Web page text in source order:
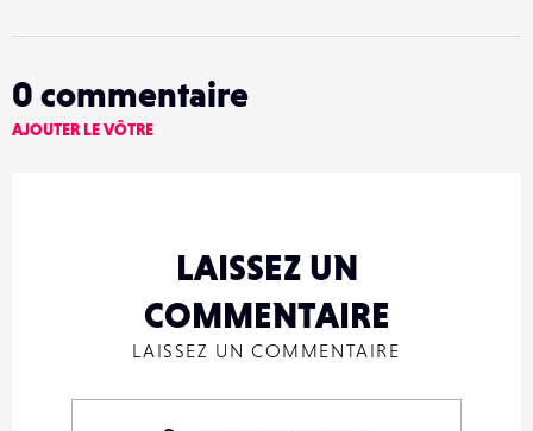
0 commentaire
AJOUTER LE VÔTRE
LAISSEZ UN
COMMENTAIRE
LAISSEZ UN COMMENTAIRE